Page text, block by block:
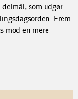
som udgør
Frem
mod en mere